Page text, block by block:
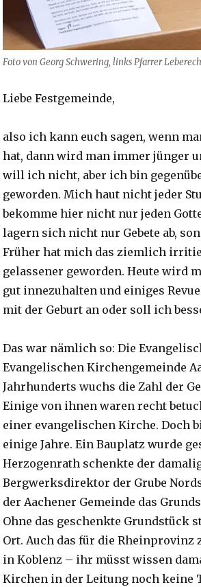
Foto von Georg Schwering, links Pfarrer
Liebe Festgemeinde,
also ich kann euch sagen, wenn
hat, dann wird man immer jünger
will ich nicht, aber ich bin
geworden. Mich haut nicht jeder
bekomme hier nicht nur jeden
lagern sich nicht nur Gebete ab,
Früher hat mich das ziemlich
gelassener geworden. Heute wird
gut innezuhalten und einiges
mit der Geburt an oder soll ich
Das war nämlich so: Die
Evangelischen Kirchengemeinde
Jahrhunderts wuchs die Zahl der
Einige von ihnen waren recht
einer evangelischen Kirche. Doch
einige Jahre. Ein Bauplatz wurde
Herzogenrath schenkte der
Bergwerksdirektor der Grube
der Aachener Gemeinde das
Ohne das geschenkte Grundstück
Ort. Auch das für die
in Koblenz – ihr müsst wissen
Kirchen in der Leitung noch keine